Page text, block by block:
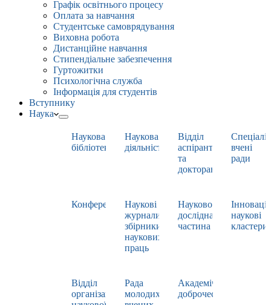
Графік освітнього процесу
Оплата за навчання
Студентське самоврядування
Виховна робота
Дистанційне навчання
Стипендіальне забезпечення
Гуртожитки
Психологічна служба
Інформація для студентів
Вступнику
Наука
Наукова
бібліотека
Наукова
діяльність
Відділ
аспірантури
та
докторантури
вчені
ради
Конференції
Наукові
журнали,
збірники
наукових
праць
Науково-
дослідна
частина
наукові
кластери
Відділ
організації
Рада
молодих
Академічна
доброчесність